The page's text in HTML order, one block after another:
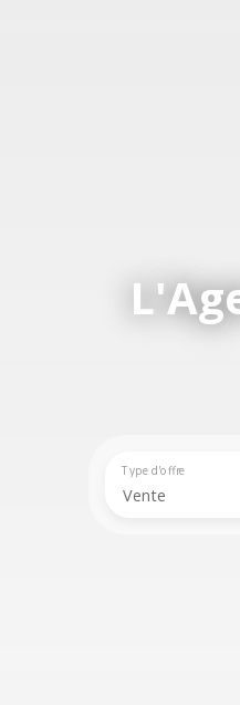
Vente
Type d'offre